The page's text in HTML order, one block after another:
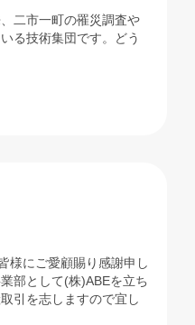
二市一町の罹災調査や
る技術集団です。どう
様にご愛顧賜り感謝申し
部として(株)ABEを立ち
引を志しますので宜し